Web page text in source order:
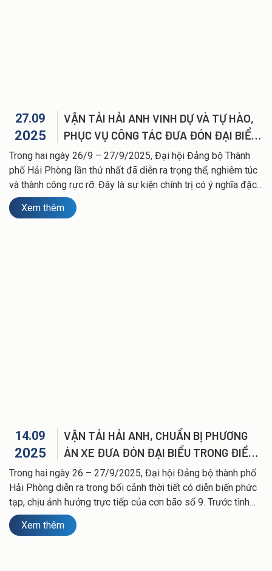
27.09
2025
VẬN TẢI HẢI ANH VINH DỰ VÀ TỰ HÀO,
PHỤC VỤ CÔNG TÁC ĐƯA ĐÓN ĐẠI BIỂU
DỰ ĐẠI HỘI ĐẠI BIỂU ĐẢNG BỘ TP. HẢI
PHÒNG LẦN THỨ I, NHIỆM KỲ 2025-
2030
Trong hai ngày 26/9 – 27/9/2025, Đại hội Đảng bộ Thành
phố Hải Phòng lần thứ nhất đã diễn ra trọng thể, nghiêm túc
và thành công rực rỡ. Đây là sự kiện chính trị có ý nghĩa đặc
biệt, đánh dấu bước chuyển mình mới trong công tác xây
dựng Đảng, phát triển kinh tế - xã hội của thành phố Cảng.
Xem thêm
14.09
2025
VẬN TẢI HẢI ANH, CHUẨN BỊ PHƯƠNG
ÁN XE ĐƯA ĐÓN ĐẠI BIỂU TRONG ĐIỀU
KIỆN ỨNG PHÓ BÃO SỐ 9
Trong hai ngày 26 – 27/9/2025, Đại hội Đảng bộ thành phố
Hải Phòng diễn ra trong bối cảnh thời tiết có diễn biến phức
tạp, chịu ảnh hưởng trực tiếp của cơn bão số 9. Trước tình
hình đó, Công ty Vận tải Hải Anh đã chủ động triển khai
nhiều phương án nhằm đảm bảo an toàn, thông suốt cho
Xem thêm